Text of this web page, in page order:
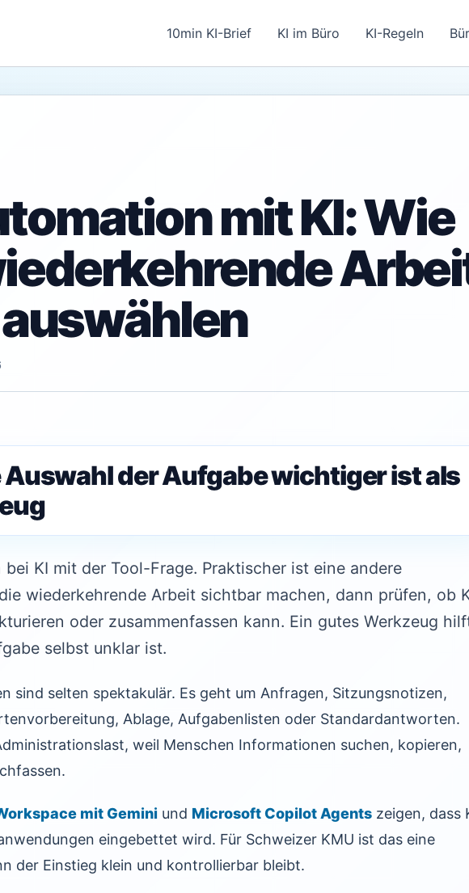
10min KI-Brief KI im Büro KI-Regeln
mit KI: Wie
Auswahl der Aufgabe wichtiger ist als
KI mit der Tool-Frage. Praktischer ist eine andere
wiederkehrende Arbeit sichtbar machen, dann prüfen, ob
oder zusammenfassen kann. Ein gutes Werkzeug
selbst unklar ist.
sind selten spektakulär. Es geht um Anfragen, Sitzungsnotizen,
Ablage, Aufgabenlisten oder Standardantworten.
weil Menschen Informationen suchen, kopieren,
mit Gemini und Microsoft Copilot Agents zeigen, dass
eingebettet wird. Für Schweizer KMU ist das eine
der Einstieg klein und kontrollierbar bleibt.